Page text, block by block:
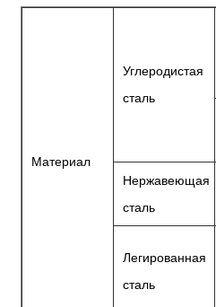
Материал
Углеродистая
сталь
Нержавеющая
сталь
Легированная
сталь